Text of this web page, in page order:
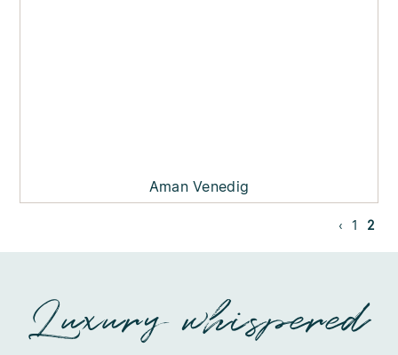
Aman Venedig
‹ 1 2
Luxury whispered